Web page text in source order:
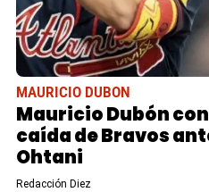
MAURICIO DUBON
Mauricio Dubón
caída de Bravos
Ohtani
Redacción Diez